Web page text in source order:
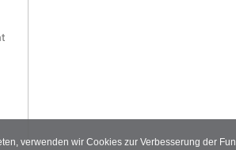
verwenden wir Cookies zur Verbesserung der